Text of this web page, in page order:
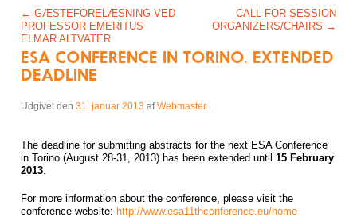
Post navigation
CALL FOR SESSION
ORGANIZERS/CHAIRS →
← GÆSTEFORELÆSNING VED
PROFESSOR EMERITUS
ELMAR ALTVATER
ESA CONFERENCE IN TORINO. EXTENDED
DEADLINE
Udgivet den 31. januar 2013 afWebmaster
The deadline for submitting abstracts for the next ESA Conference
in Torino (August 28-31, 2013) has been extended until 15 February
2013
For more information about the conference, please visit the
conference website: http://www.esa11thconference.eu/home